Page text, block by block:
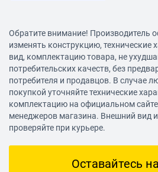
Обратите внимание! Производитель
изменять конструкцию, технические
вид, комплектацию товара, не
потребительских качеств, без
потребителя и продавцов. В случае
покупкой уточняйте технические
комплектацию на официальном
менеджеров магазина. Внешний вид
проверяйте при курьере.
Оставайтесь